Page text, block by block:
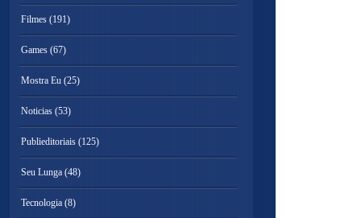
Filmes (191)
Games (67)
Mostra Eu (25)
Noticias (53)
Publieditoriais (125)
Seu Lunga (48)
Tecnologia (8)